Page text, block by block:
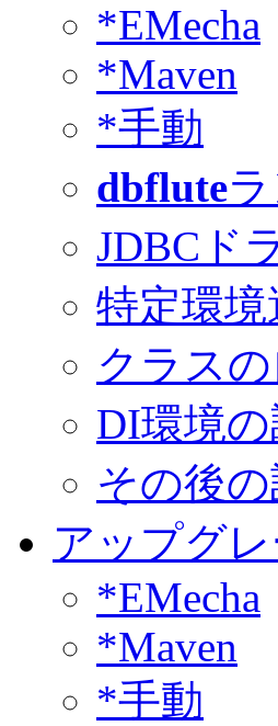
*EMecha
*Maven
*手動
dbflute
JDBCド
特定環
クラス
DI環境
その後の
アップグレ
*EMecha
*Maven
*手動